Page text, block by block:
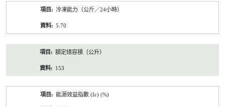
冷凍能力（公斤／24小時）
5.70
額定總容積（公升）
153
能源效益指數 (Iε) (%)